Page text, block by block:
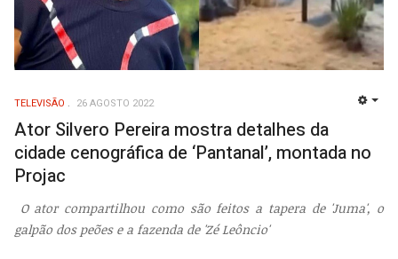
TELEVISÃO 26 AGOSTO 2022
Ator Silvero Pereira mostra detalhes da
cidade cenográfica de ‘Pantanal’, montada no
Projac
O ator compartilhou como são feitos a tapera de 'Juma', o
galpão dos peões e a fazenda de 'Zé Leôncio'